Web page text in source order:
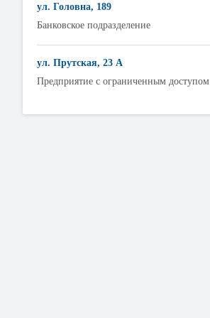
ул. Головна, 189
Банковское подразделение
ул. Прутская, 23 А
Предприятие с ограниченным доступом